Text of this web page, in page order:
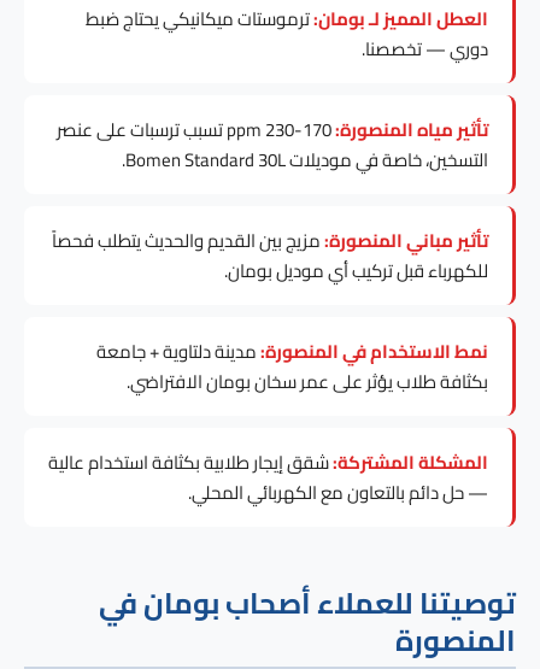
العطل المميز لـ بومان:ترموستات ميكانيكي يحتاج ضبط
دوري — تخصصنا.
تأثير مياه المنصورة:
170-230 ppm تسبب ترسبات على عنصر
التسخين، خاصة في موديلات Bomen Standard 30L.
تأثير مباني المنصورة:مزيج بين القديم والحديث يتطلب فحصاً
للكهرباء قبل تركيب أي موديل بومان.
نمط الاستخدام في المنصورة:مدينة دلتاوية + جامعة
بكثافة طلاب يؤثر على عمر سخان بومان الافتراضي.
المشكلة المشتركة:شقق إيجار طلابية بكثافة استخدام عالية
— حل دائم بالتعاون مع الكهربائي المحلي.
توصيتنا للعملاء أصحاب بومان في
المنصورة